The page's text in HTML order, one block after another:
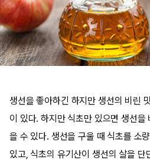
생선을 좋아하긴 하지만 생선의 비린
이 있다. 하지만 식초만 있으면 생선을
을 수 있다. 생선을 구울 때 식초를 소
있고, 식초의 유기산이 생선의 살을 단